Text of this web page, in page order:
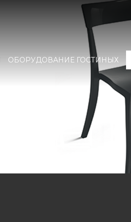
ОБОРУДОВАНИЕ ГОСТИНЫХ